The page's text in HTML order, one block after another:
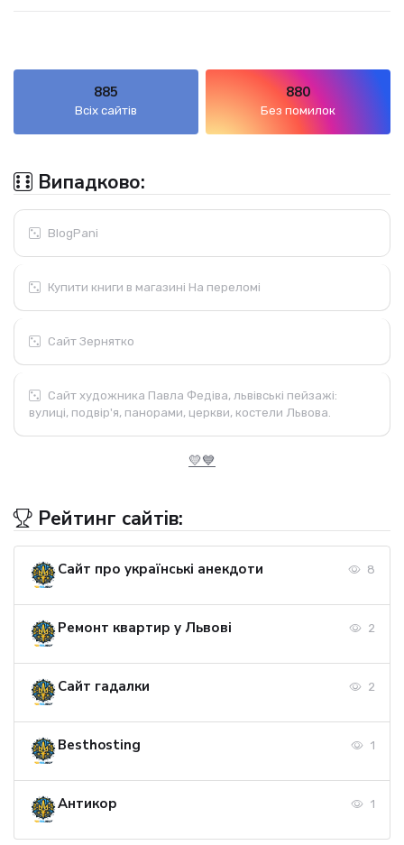
885
Всіх сайтів
880
Без помилок
Випадково:
BlogPani
Купити книги в магазині На переломі
Сайт Зернятко
Сайт художника Павла Федіва, львівські пейзажі:
вулиці, подвір'я, панорами, церкви, костели Львова.
💛💙
Рейтинг сайтів:
Сайт про українські анекдоти 8
Ремонт квартир у Львові 2
Сайт гадалки 2
Besthosting 1
Антикор 1